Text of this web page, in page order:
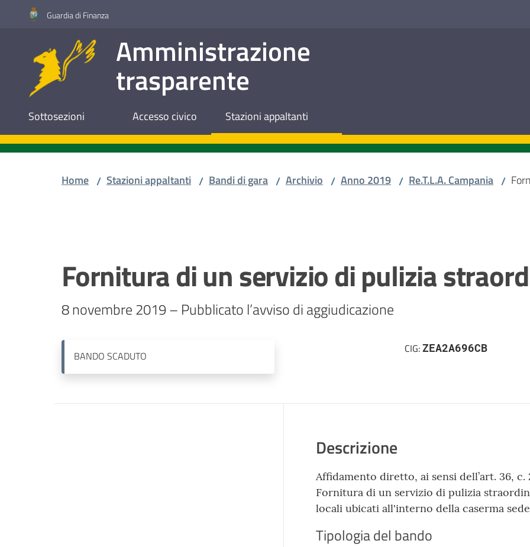
Vai al contenuto
Vai alla navigazione
Vai al footerGuardia di Finanza
Amministrazione
trasparente
Sottosezioni Accesso civico Stazioni appaltanti
Home / Stazioni appaltanti / Bandi di gara / Archivio / Anno 2019 / Re.T.L.A. Campania /
Fornitura di un servizio di pulizia
8 novembre 2019 – Pubblicato l’avviso di aggiudicazione
BANDO SCADUTO
CIG:ZEA2A696CB
Descrizione
Affidamento diretto, ai sensi dell’art. 36,
Fornitura di un servizio di pulizia
locali ubicati all'interno della caserma
Tipologia del bando